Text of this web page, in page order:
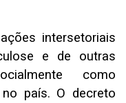
intersetoriais
e de outras
como
país. O decreto